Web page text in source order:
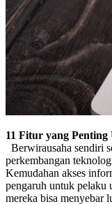
11 Fitur yang
Berwirausaha sendiri
perkembangan
Kemudahan akses
pengaruh untuk pelaku
mereka bisa menyebar